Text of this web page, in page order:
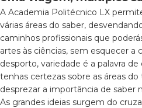
A Academia Politécnico LX
várias áreas do saber,
caminhos profissionais que
artes às ciências, sem esquecer a
desporto, variedade é a palavra
tenhas certezas sobre as áreas
desprezar a importância de saber
As grandes ideias surgem do